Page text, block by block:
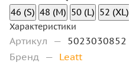
46 (S) 48 (M) 50 (L) 52 (XL)
Характеристики
Артикул — 5023030852
Бренд
— Leatt